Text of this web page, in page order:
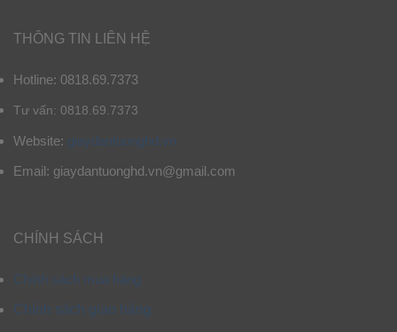
THÔNG TIN LIÊN HỆ
Hotline: 0818.69.7373
Tư vấn: 0818.69.7373
Website: giaydantuonghd.vn
Email: giaydantuonghd.vn@gmail.com
CHÍNH SÁCH
Chính sách mua hàng
Chính sách giao hàng